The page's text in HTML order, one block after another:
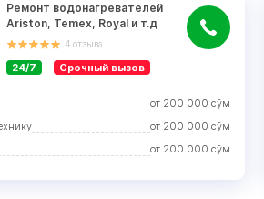
Ремонт водонагревателей
Ariston, Temex, Royal и т.д
4 отзыва
24/7 Срочный вызов
от 200 000 сўм
от 200 000 сўм
от 200 000 сўм